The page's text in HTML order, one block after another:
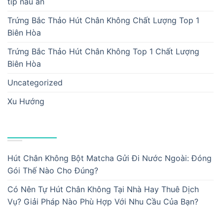
Trứng Bắc Thảo Hút Chân Không Chất Lượng Top 1
Biên Hòa
Trứng Bắc Thảo Hút Chân Không Top 1 Chất Lượng
Biên Hòa
Uncategorized
Xu Hướng
Hút Chân Không Bột Matcha Gửi Đi Nước Ngoài: Đóng
Gói Thế Nào Cho Đúng?
Có Nên Tự Hút Chân Không Tại Nhà Hay Thuê Dịch
Vụ? Giải Pháp Nào Phù Hợp Với Nhu Cầu Của Bạn?